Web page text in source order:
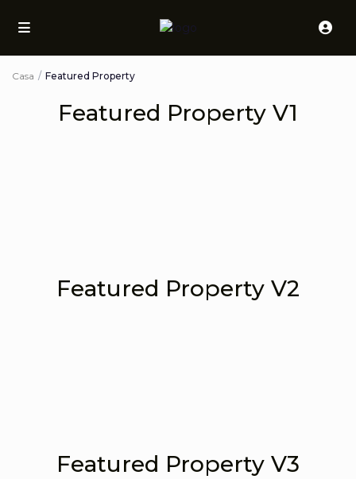
Casa Featured Property
Featured Property V1
Featured Property V2
Featured Property V3